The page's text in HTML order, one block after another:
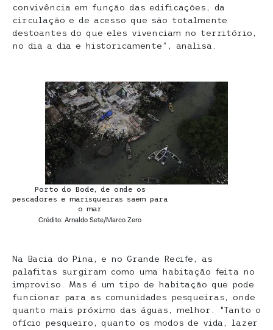
convivência em função das edificações, da
circulação e de acesso que são totalmente
destoantes do que eles vivenciam no território,
no dia a dia e historicamente”, analisa.
Porto do Bode, de onde os
pescadores e marisqueiras saem para
o mar
Crédito: Arnaldo Sete/Marco Zero
Na Bacia do Pina, e no Grande Recife, as
palafitas surgiram como uma habitação feita no
improviso. Mas é um tipo de habitação que pode
funcionar para as comunidades pesqueiras, onde
quanto mais próximo das águas, melhor. “Tanto o
ofício pesqueiro, quanto os modos de vida, lazer